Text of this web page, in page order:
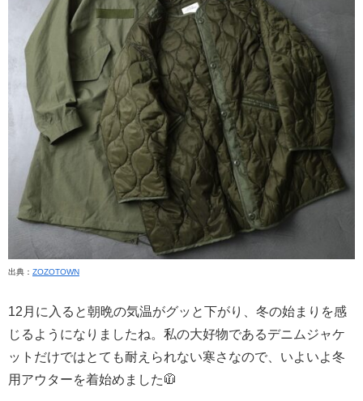
出典： ZOZOTOWN
12月に入ると朝晩の気温がグッと下がり、冬の始まりを感
じるようになりましたね。私の大好物であるデニムジャケ
ットだけではとても耐えられない寒さなので、いよいよ冬
用アウターを着始めました🧥